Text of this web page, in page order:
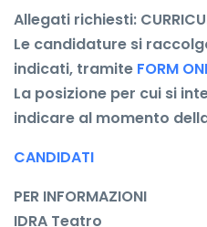
Allegati richiesti:
Le candidature si
indicati, tramite FORM
La posizione per cui si
indicare al momento
CANDIDATI
PER INFORMAZIONI
IDRA Teatro